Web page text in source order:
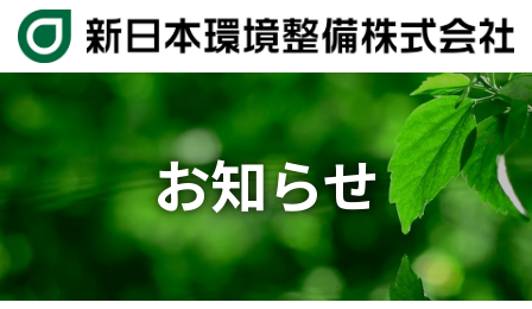
テ
ン
ツ
ス
ッ
プ
ゲ
ー
シ
ン
移
動
お知らせ